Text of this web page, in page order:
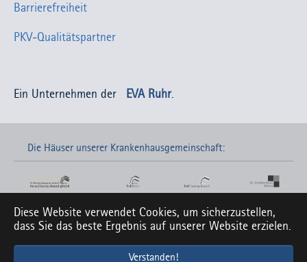
Diese Website verwendet Cookies, um sicherzustellen,
dass Sie das beste Ergebnis auf unserer Website erzielen.
Verstanden!
Barrierefreiheit
PKV-Qualitätspartner
Ein Unternehmen der EVA Ruhr.
Die Häuser unserer Krankenhausgemeinschaft:
Links zu unseren Social-Media-Seiten: